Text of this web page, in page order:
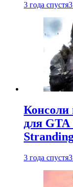
3 года спустя
Консоли
для GTA
3 года спустя